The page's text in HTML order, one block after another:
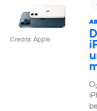
Credits: Apple
O